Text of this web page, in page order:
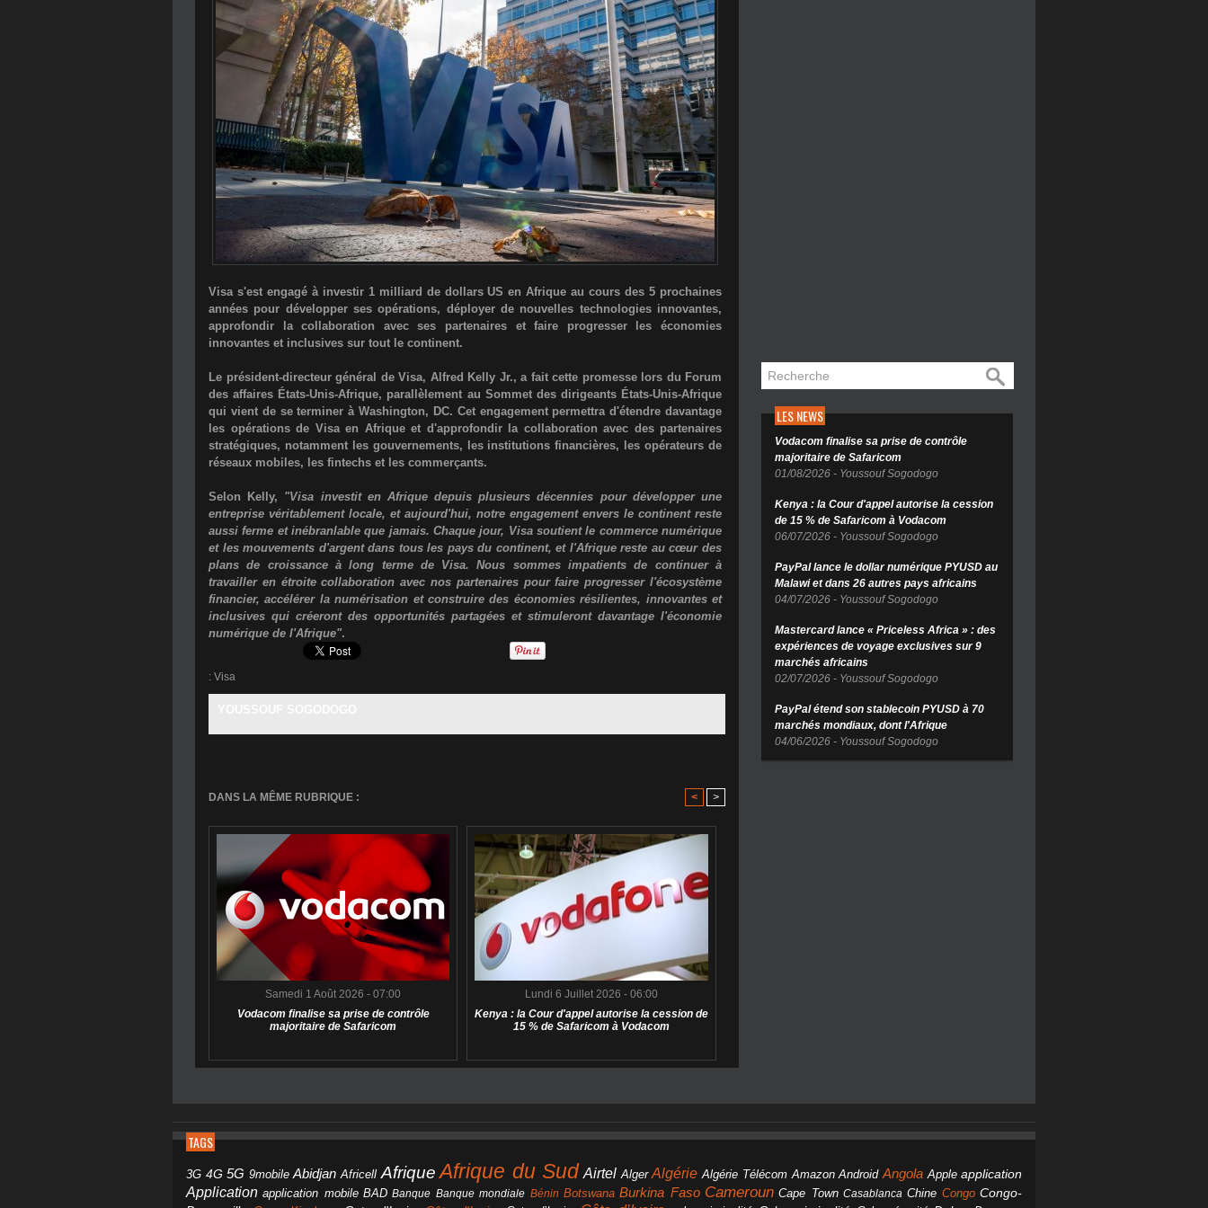
Visas'est engagé à investir 1 milliard de dollars US enAfrique au cours des5 prochaines
années pour développer ses opérations, déployer de nouvelles technologies innovantes,
approfondir la collaboration avec ses partenaires et faire progresser les économies
innovantes et inclusives sur tout le continent.
Le président-directeur général de Visa, Alfred Kelly Jr., a fait cette promesse lors du Forum
des affaires États-Unis-Afrique, parallèlement au Sommet des dirigeants États-Unis-Afrique
qui vient de se terminer à Washington, DC. Cet engagement permettra d'étendre davantage
les opérations de Visa en Afrique et d'approfondir la collaboration avec des partenaires
stratégiques, notamment les gouvernements, les institutions financières, les opérateurs de
réseaux mobiles, les fintechs et les commerçants.
Selon Kelly, "Visa investit en Afrique depuis plusieurs décennies pour développer une
entreprise véritablement locale, et aujourd'hui, notre engagement envers le continent reste
aussi ferme et inébranlable que jamais. Chaque jour, Visa soutient le commerce numérique
et les mouvements d'argent dans tous les pays du continent, et l'Afrique reste au cœur des
plans de croissance à long terme de Visa. Nous sommes impatients de continuer à
travailler en étroite collaboration avec nos partenaires pour faire progresser l'écosystème
financier, accélérer la numérisation et construire des économies résilientes, innovantes et
inclusives qui créeront des opportunités partagées et stimuleront davantage l'économie
numérique de l'Afrique".
: Visa
DANS LA MÊME RUBRIQUE : < >
Samedi 1 Août 2026 - 07:00
Vodacom finalise sa prise de contrôle
majoritaire de Safaricom
Lundi 6 Juillet 2026 - 06:00
Kenya : la Cour d'appel autorise la cession de
15 % de Safaricom à Vodacom
LES NEWS
Vodacom finalise sa prise de contrôle
majoritaire de Safaricom
01/08/2026 - Youssouf Sogodogo
Kenya : la Cour d'appel autorise la cession
de 15 % de Safaricom à Vodacom
06/07/2026 - Youssouf Sogodogo
PayPal lance le dollar numérique PYUSD au
Malawi et dans 26 autres pays africains
04/07/2026 - Youssouf Sogodogo
Mastercard lance « Priceless Africa » : des
expériences de voyage exclusives sur 9
marchés africains
02/07/2026 - Youssouf Sogodogo
PayPal étend son stablecoin PYUSD à 70
marchés mondiaux, dont l'Afrique
04/06/2026 - Youssouf Sogodogo
TAGS
3G 4G 5G 9mobile Abidjan Africell Afrique Afrique du Sud Airtel Alger Algérie Algérie Télécom Amazon Android Angola Apple application
Application application mobile BAD Banque Banque mondiale Bénin Botswana Burkina Faso Cameroun Cape Town Casablanca Chine Congo Congo-